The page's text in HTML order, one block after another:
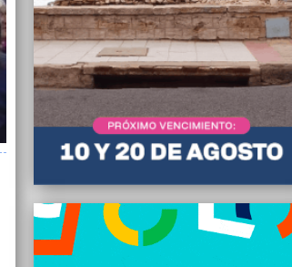
11/01/2024 05:07
Brasil apoya la denuncia contra Israel por
genocidio presentada por Sudáfrica
11/01/2024 04:55
En Mar del Plata también se realizó el
cacerolazo cultural